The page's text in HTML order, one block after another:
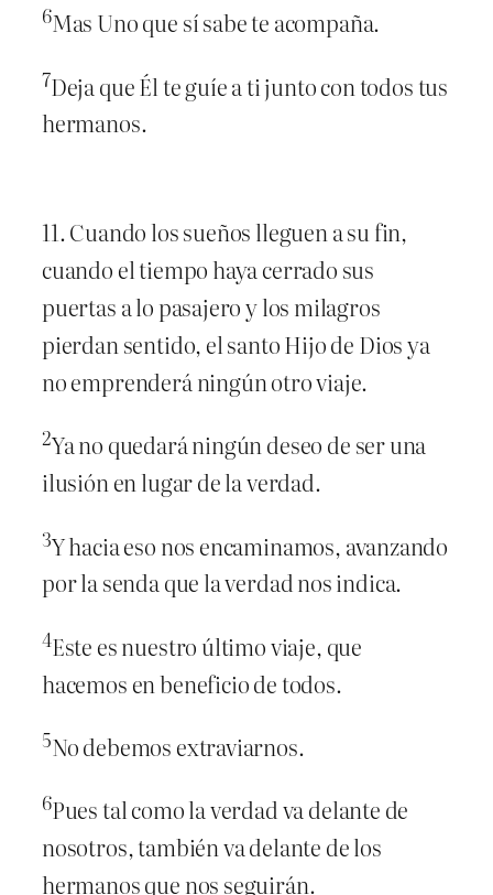
6Mas Uno que sí sabe te acompaña.
7Deja que Él te guíe a ti junto con todos tus
hermanos.
11. Cuando los sueños lleguen a su fin,
cuando el tiempo haya cerrado sus
puertas a lo pasajero y los milagros
pierdan sentido, el santo Hijo de Dios ya
no emprenderá ningún otro viaje.
2Ya no quedará ningún deseo de ser una
ilusión en lugar de la verdad.
3Y hacia eso nos encaminamos, avanzando
por la senda que la verdad nos indica.
4Este es nuestro último viaje, que
hacemos en beneficio de todos.
5No debemos extraviarnos.
6Pues tal como la verdad va delante de
nosotros, también va delante de los
hermanos que nos seguirán.